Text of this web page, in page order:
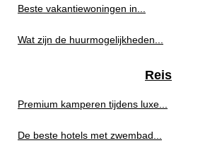
Beste vakantiewoningen in...
Wat zijn de huurmogelijkheden...
Reis
Premium kamperen tijdens luxe...
De beste hotels met zwembad...